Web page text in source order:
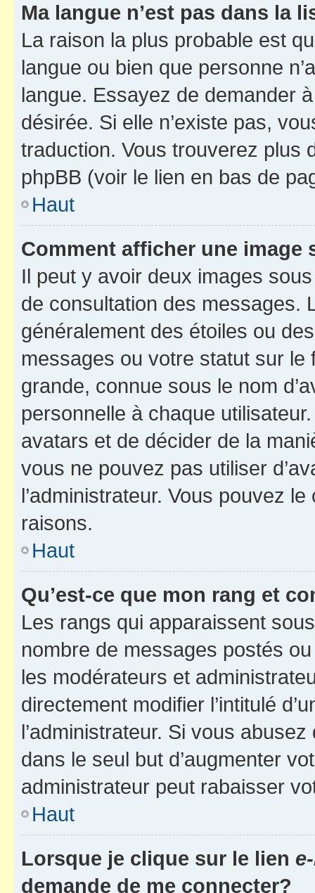
Ma langue n’est pas dans la
La raison la plus probable est
langue ou bien que personne
langue. Essayez de demander
désirée. Si elle n’existe pas,
traduction. Vous trouverez plus
phpBB (voir le lien en bas de
Haut
Comment afficher une image
Il peut y avoir deux images
de consultation des messages.
généralement des étoiles ou
messages ou votre statut sur
grande, connue sous le nom
personnelle à chaque utilisateur.
avatars et de décider de la
vous ne pouvez pas utiliser
l’administrateur. Vous pouvez
raisons.
Haut
Qu’est-ce que mon rang et
Les rangs qui apparaissent
nombre de messages postés
les modérateurs et
directement modifier l’intitulé
l’administrateur. Si vous
dans le seul but d’augmenter
administrateur peut rabaisser
Haut
Lorsque je clique sur le lien
demande de me connecter?